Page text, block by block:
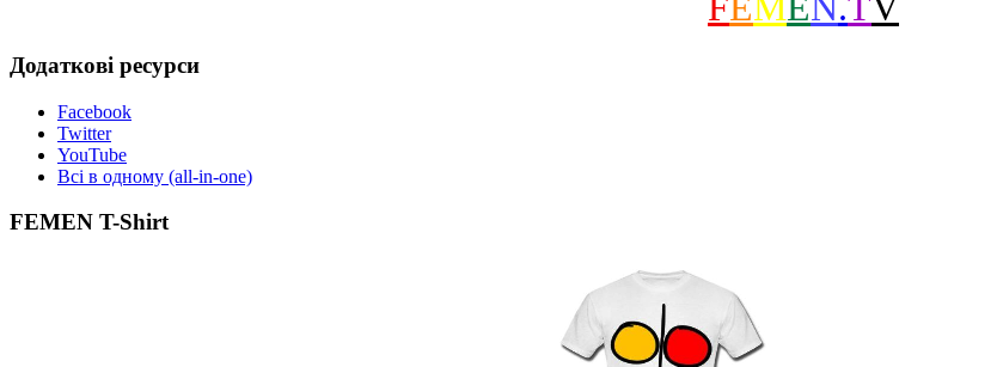
Додаткові ресурси
Facebook
Twitter
YouTube
Всі в одному (all-in-one)
FEMEN T-Shirt